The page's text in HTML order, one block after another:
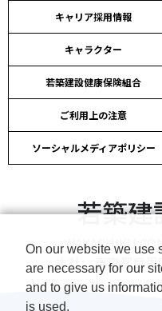
キャリア採用情報
キャラクター
若築建設健康保険組合
ご利用上の注意
ソーシャルメディアポリシー
若築建
WAKACHIKU
本社 東京都目黒
On our website we use
are necessary for our
and to give us
is used.